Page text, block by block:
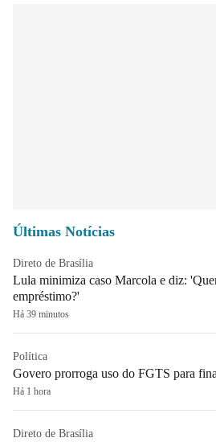
Últimas Notícias
Direto de Brasília
Lula minimiza caso Marcola e diz:
empréstimo?'
Há 39 minutos
Política
Govero prorroga uso do FGTS para
Há 1 hora
Direto de Brasília